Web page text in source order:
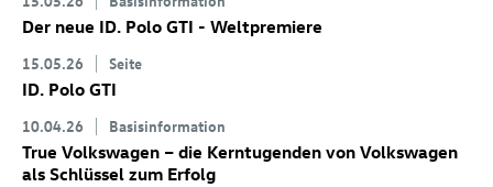
Der neue ID. Polo GTI - Weltpremiere
15.05.26 Seite
ID. Polo GTI
10.04.26 Basisinformation
True Volkswagen – die Kerntugenden von Volkswagen
als Schlüssel zum Erfolg